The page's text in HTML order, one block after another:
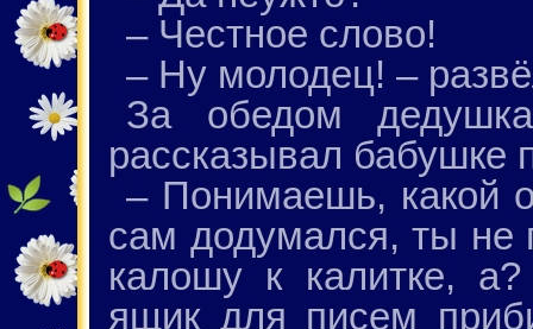
– Честное слово!
– Ну молодец! –
За обедом
рассказывал бабушке
– Понимаешь, какой
сам додумался, ты
калошу к калитке,
ящик для писем